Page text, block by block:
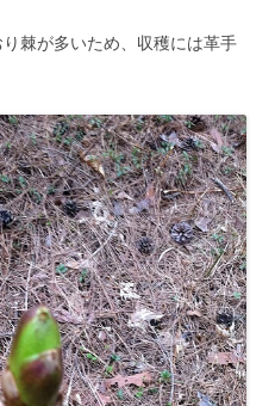
棘が多いため、収穫には革手